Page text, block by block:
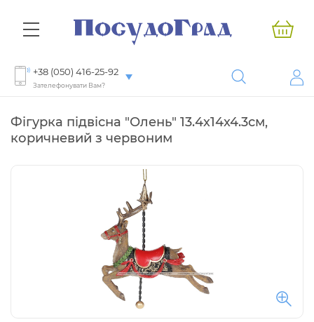
+38 (050) 416-25-92
Зателефонувати Вам?
Фігурка підвісна "Олень" 13.4х14х4.3см,
коричневий з червоним